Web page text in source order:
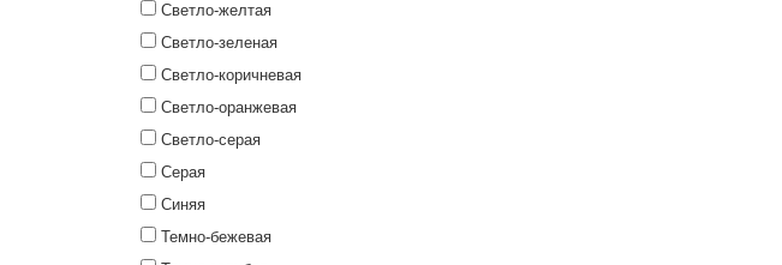
Светло-желтая
Светло-зеленая
Светло-коричневая
Светло-оранжевая
Светло-серая
Серая
Синяя
Темно-бежевая